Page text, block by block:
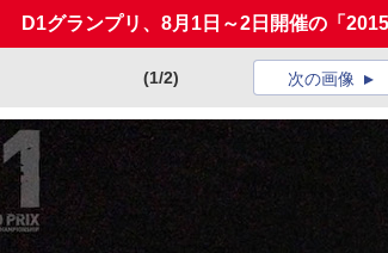
D1グランプリ、8月1日～2日開催の「
(1/2) 次の画像